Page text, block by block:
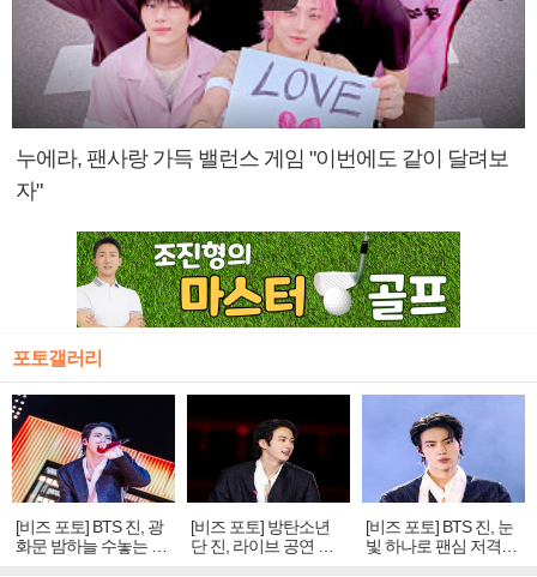
누에라, 팬사랑 가득 밸런스 게임 "이번에도 같이 달려보
자"
포토갤러리
[비즈 포토] BTS 진, 광
화문 밤하늘 수놓는 '비
주얼 킹'의 열창
[비즈 포토] 방탄소년
단 진, 라이브 공연 중
빛나는 독보적 아우라
[비즈 포토] BTS 진, 눈
빛 하나로 팬심 저격…
독보적 카리스마